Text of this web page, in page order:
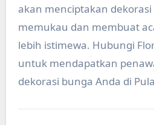
akan menciptakan
memukau dan membuat
lebih istimewa. Hubungi
untuk mendapatkan
dekorasi bunga Anda di